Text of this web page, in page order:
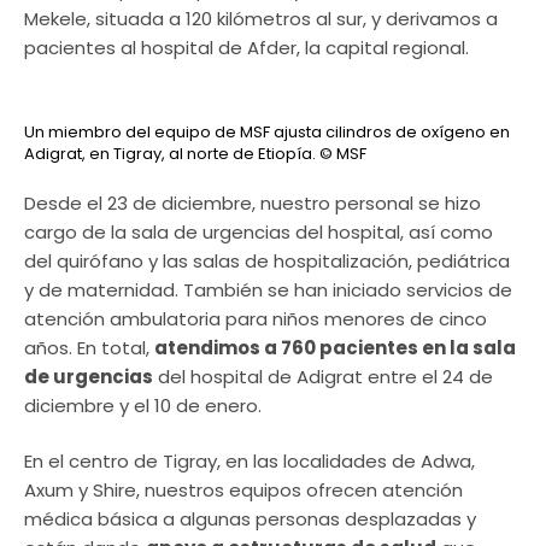
Mekele, situada a 120 kilómetros al sur, y derivamos a
pacientes al hospital de Afder, la capital regional.
Un miembro del equipo de MSF ajusta cilindros de oxígeno en
Adigrat, en Tigray, al norte de Etiopía. © MSF
Desde el 23 de diciembre, nuestro personal se hizo
cargo de la sala de urgencias del hospital, así como
del quirófano y las salas de hospitalización, pediátrica
y de maternidad. También se han iniciado servicios de
atención ambulatoria para niños menores de cinco
años. En total, atendimos a 760 pacientes en la sala
de urgencias del hospital de Adigrat entre el 24 de
diciembre y el 10 de enero.
En el centro de Tigray, en las localidades de Adwa,
Axum y Shire, nuestros equipos ofrecen atención
médica básica a algunas personas desplazadas y